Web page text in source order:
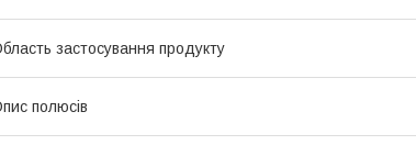
застосування продукту
полюсів